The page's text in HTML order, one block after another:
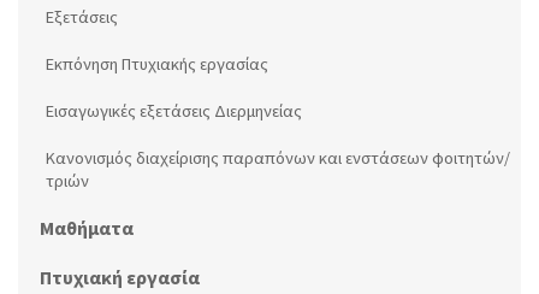
Εξετάσεις
Εκπόνηση Πτυχιακής εργασίας
Εισαγωγικές εξετάσεις Διερμηνείας
Κανονισμός διαχείρισης παραπόνων και ενστάσεων φοιτητών/
τριών
Μαθήματα
Πτυχιακή εργασία